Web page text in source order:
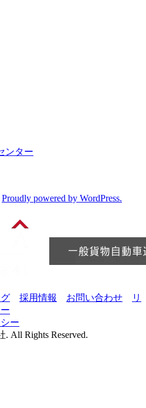
ンター
Proudly powered by WordPress.
採用情報 お問い合わせ
リ
ー
All Rights Reserved.